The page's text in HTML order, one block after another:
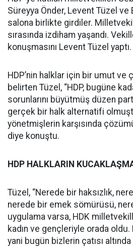
Süreyya Önder, Levent Tüzel
salona birlikte girdiler.
sırasında izdiham yaşandı.
konuşmasını Levent Tüzel yaptı.
HDP’nin halklar için bir umut
belirten Tüzel, “HDP, bugüne
sorunlarını büyütmüş düzen
gerçek bir halk alternatifi
yönetmişlerin karşısında
diye konuştu.
HDP HALKLARIN
Tüzel, “Nerede bir haksızlık,
nerede bir emek sömürüsü,
uygulama varsa, HDK
kadın ve gençleriyle orada oldu.
yani bugün bizlerin çatısı